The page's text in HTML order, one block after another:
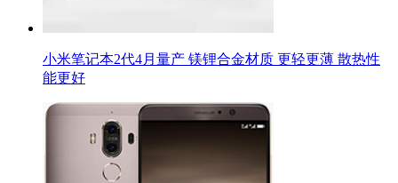
小米笔记本2代4月量产 镁锂合金材质 更轻更薄 散热性
能更好